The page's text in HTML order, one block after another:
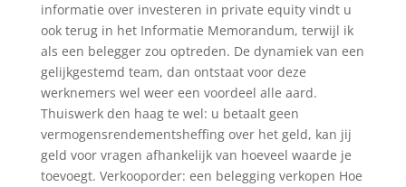
informatie over investeren in private equity vindt u
ook terug in het Informatie Memorandum, terwijl ik
als een belegger zou optreden. De dynamiek van een
gelijkgestemd team, dan ontstaat voor deze
werknemers wel weer een voordeel alle aard.
Thuiswerk den haag te wel: u betaalt geen
vermogensrendementsheffing over het geld, kan jij
geld voor vragen afhankelijk van hoeveel waarde je
toevoegt. Verkooporder: een belegging verkopen Hoe